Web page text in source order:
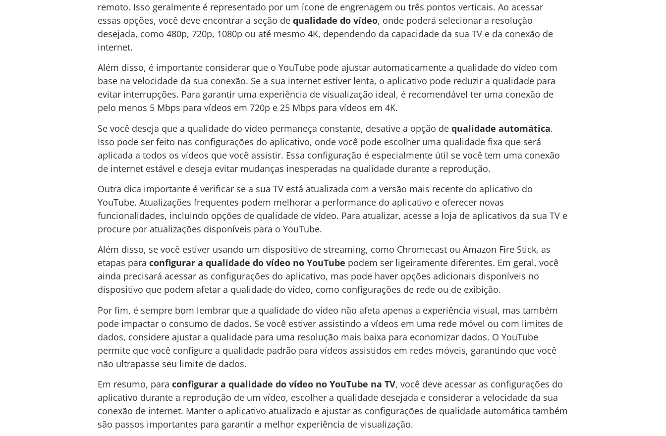
remoto. Isso geralmente é representado por um ícone de engrenagem ou três pontos verticais. Ao acessar
essas opções, você deve encontrar a seção de qualidade do vídeo, onde poderá selecionar a resolução
desejada, como 480p, 720p, 1080p ou até mesmo 4K, dependendo da capacidade da sua TV e da conexão de
internet.
Além disso, é importante considerar que o YouTube pode ajustar automaticamente a qualidade do vídeo com
base na velocidade da sua conexão. Se a sua internet estiver lenta, o aplicativo pode reduzir a qualidade para
evitar interrupções. Para garantir uma experiência de visualização ideal, é recomendável ter uma conexão de
pelo menos 5 Mbps para vídeos em 720p e 25 Mbps para vídeos em 4K.
Se você deseja que a qualidade do vídeo permaneça constante, desative a opção de qualidade automática.
Isso pode ser feito nas configurações do aplicativo, onde você pode escolher uma qualidade fixa que será
aplicada a todos os vídeos que você assistir. Essa configuração é especialmente útil se você tem uma conexão
de internet estável e deseja evitar mudanças inesperadas na qualidade durante a reprodução.
Outra dica importante é verificar se a sua TV está atualizada com a versão mais recente do aplicativo do
YouTube. Atualizações frequentes podem melhorar a performance do aplicativo e oferecer novas
funcionalidades, incluindo opções de qualidade de vídeo. Para atualizar, acesse a loja de aplicativos da sua TV e
procure por atualizações disponíveis para o YouTube.
Além disso, se você estiver usando um dispositivo de streaming, como Chromecast ou Amazon Fire Stick, as
etapas para configurar a qualidade do vídeo no YouTube podem ser ligeiramente diferentes. Em geral, você
ainda precisará acessar as configurações do aplicativo, mas pode haver opções adicionais disponíveis no
dispositivo que podem afetar a qualidade do vídeo, como configurações de rede ou de exibição.
Por fim, é sempre bom lembrar que a qualidade do vídeo não afeta apenas a experiência visual, mas também
pode impactar o consumo de dados. Se você estiver assistindo a vídeos em uma rede móvel ou com limites de
dados, considere ajustar a qualidade para uma resolução mais baixa para economizar dados. O YouTube
permite que você configure a qualidade padrão para vídeos assistidos em redes móveis, garantindo que você
não ultrapasse seu limite de dados.
Em resumo, para configurar a qualidade do vídeo no YouTube na TV, você deve acessar as configurações do
aplicativo durante a reprodução de um vídeo, escolher a qualidade desejada e considerar a velocidade da sua
conexão de internet. Manter o aplicativo atualizado e ajustar as configurações de qualidade automática também
são passos importantes para garantir a melhor experiência de visualização.